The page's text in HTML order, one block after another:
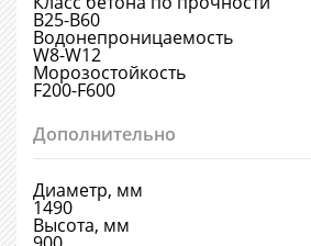
В25-В60
Водонепроницаемость
W8-W12
Морозостойкость
F200-F600
Дополнительно
Диаметр, мм
1490
Высота, мм